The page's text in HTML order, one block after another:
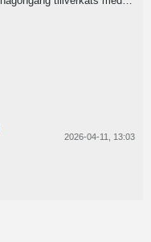
2026-04-11, 13:03